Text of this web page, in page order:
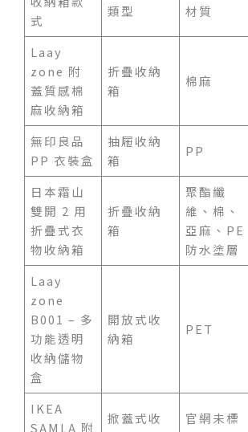
式
類型 材質
Laay
zone 附
蓋質感棉
麻收納箱
折疊收納
箱
棉麻
無印良品
PP 衣裝盒
抽屜收納
箱
PP
日本霜山
雙開 2 用
折疊式衣
物收納箱
折疊收納
箱
聚酯纖
維、棉、
亞麻、PE
防水塗層
Laay
zone
B001 – 多
功能透明
收納儲物
盒
開放式收
納箱
PET
IKEA
SAMLA 附
掀蓋式收
官網未標